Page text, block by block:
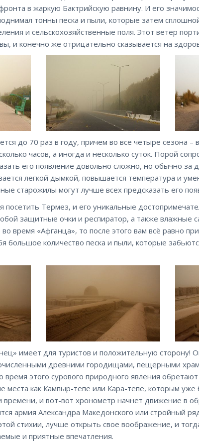
в жаркую Бактрийскую равнину. И его
тонны песка и пыли, которые затем
и сельскохозяйственные поля. Этот ветер
и конечно же отрицательно сказывается на
до 70 раз в году, причем во все четыре сезона –
часов, а иногда и несколько суток. Порой
его появление довольно сложно, но обычно за
легкой дымкой, повышается температура и
старожилы могут лучше всех предсказать его
посетить Термез, и его уникальные
защитные очки и респиратор, а также влажные
время «Афганца», то после этого вам всё равно
большое количество песка и пыли, которые
имеет для туристов и положительную сторону!
древними городищами, пещерными
время этого сурового природного явления
места как Кампыр-тепе или Кара-тепе, которым уже
времени, и вот-вот хронометр начнет движение в
армия Александра Македонского или стройный
стихии, лучше открыть свое воображение, и
и приятные впечатления.